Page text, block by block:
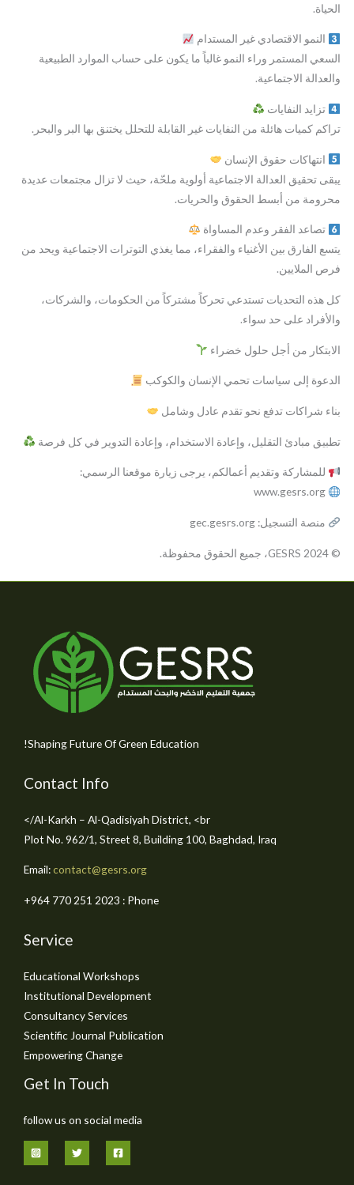
الحياة.
النمو الاقتصادي غير المستدام
السعي المستمر وراء النمو غالباً ما يكون على حساب الموارد الطبيعية
والعدالة الاجتماعية.
تزايد النفايات
تراكم كميات هائلة من النفايات غير القابلة للتحلل يختنق بها البر والبحر.
انتهاكات حقوق الإنسان
يبقى تحقيق العدالة الاجتماعية أولوية ملحّة، حيث لا تزال مجتمعات عديدة
محرومة من أبسط الحقوق والحريات.
تصاعد الفقر وعدم المساواة
يتسع الفارق بين الأغنياء والفقراء، مما يغذي التوترات الاجتماعية ويحد من
فرص الملايين.
كل هذه التحديات تستدعي تحركاً مشتركاً من الحكومات، والشركات،
والأفراد على حد سواء.
الابتكار من أجل حلول خضراء
الدعوة إلى سياسات تحمي الإنسان والكوكب
بناء شراكات تدفع نحو تقدم عادل وشامل
تطبيق مبادئ التقليل، وإعادة الاستخدام، وإعادة التدوير في كل فرصة
للمشاركة وتقديم أعمالكم، يرجى زيارة موقعنا الرسمي:
منصة التسجيل: gec.gesrs.org
© 2024 GESRS، جميع الحقوق محفوظة.
Shaping Future Of Green Education!
Contact Info
Al-Karkh – Al-Qadisiyah District, <br/>
Plot No. 962/1, Street 8, Building 100, Baghdad, Iraq
Email:contact@gesrs.org
Phone : ⁦+964 770 251 2023⁩
Service
Educational Workshops
Institutional Development
Consultancy Services
Scientific Journal Publication
Empowering Change
Get In Touch
follow us on social media